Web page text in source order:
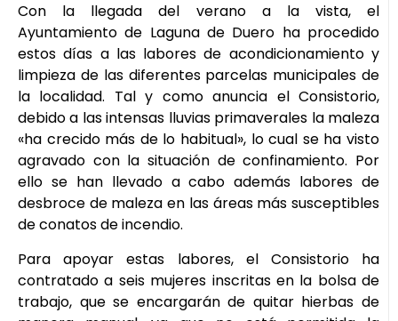
Con la llegada del verano a la vista, el
Ayuntamiento de Laguna de Duero ha procedido
estos días a las labores de acondicionamiento y
limpieza de las diferentes parcelas municipales de
la localidad. Tal y como anuncia el Consistorio,
debido a las intensas lluvias primaverales la maleza
«ha crecido más de lo habitual», lo cual se ha visto
agravado con la situación de confinamiento. Por
ello se han llevado a cabo además labores de
desbroce de maleza en las áreas más susceptibles
de conatos de incendio.
Para apoyar estas labores, el Consistorio ha
contratado a seis mujeres inscritas en la bolsa de
trabajo, que se encargarán de quitar hierbas de